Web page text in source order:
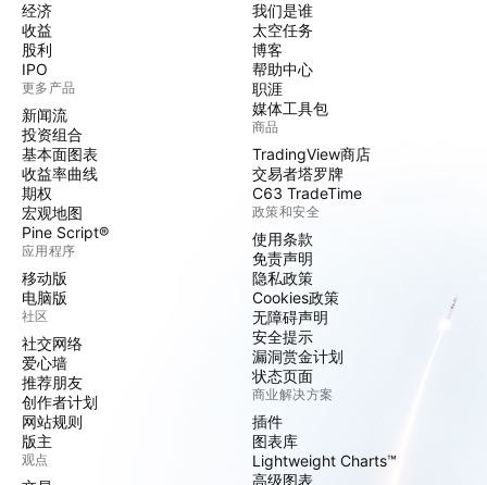
经济
收益
股利
IPO
更多产品
新闻流
投资组合
基本面图表
收益率曲线
期权
宏观地图
Pine Script®
应用程序
移动版
电脑版
社区
社交网络
爱心墙
推荐朋友
创作者计划
网站规则
版主
观点
我们是谁
太空任务
博客
帮助中心
职涯
媒体工具包
商品
TradingView商店
交易者塔罗牌
C63 TradeTime
政策和安全
使用条款
免责声明
隐私政策
Cookies政策
无障碍声明
安全提示
漏洞赏金计划
状态页面
商业解决方案
插件
图表库
Lightweight Charts™
高级图表